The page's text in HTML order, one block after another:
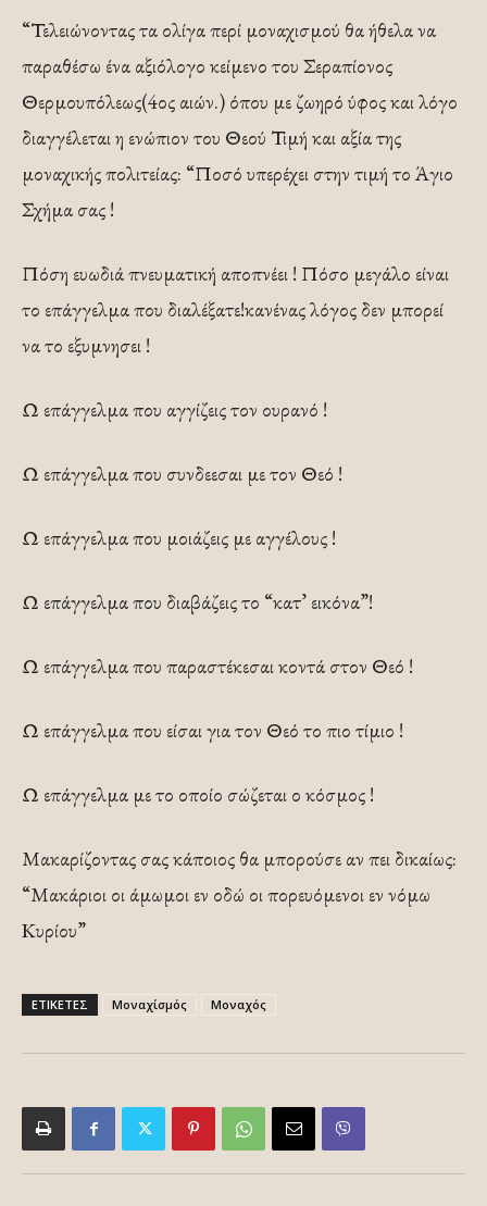
“Τελειώνοντας τα ολίγα περί μοναχισμού θα ήθελα να
παραθέσω ένα αξιόλογο κείμενο του Σεραπίονος
Θερμουπόλεως(4ος αιών.) όπου με ζωηρό ύφος και λόγο
διαγγέλεται η ενώπιον του Θεού Τιμή και αξία της
μοναχικής πολιτείας: “Ποσό υπερέχει στην τιμή το Άγιο
Σχήμα σας !
Πόση ευωδιά πνευματική αποπνέει ! Πόσο μεγάλο είναι
το επάγγελμα που διαλέξατε!κανένας λόγος δεν μπορεί
να το εξυμνησει !
Ω επάγγελμα που αγγίζεις τον ουρανό !
Ω επάγγελμα που συνδεεσαι με τον Θεό !
Ω επάγγελμα που μοιάζεις με αγγέλους !
Ω επάγγελμα που διαβάζεις το “κατ’ εικόνα”!
Ω επάγγελμα που παραστέκεσαι κοντά στον Θεό !
Ω επάγγελμα που είσαι για τον Θεό το πιο τίμιο !
Ω επάγγελμα με το οποίο σώζεται ο κόσμος !
Μακαρίζοντας σας κάποιος θα μπορούσε αν πει δικαίως:
“Μακάριοι οι άμωμοι εν οδώ οι πορευόμενοι εν νόμω
Κυρίου”
ΕΤΙΚΕΤΕΣ Μοναχίσμός Μοναχός